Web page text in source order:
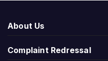
About Us
Complaint Redressal